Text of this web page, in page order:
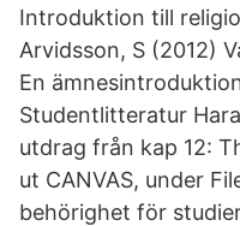
Introduktion till
Arvidsson, S (2012)
En
Studentlitteratur
utdrag från kap 12:
ut CANVAS, under
behörighet för